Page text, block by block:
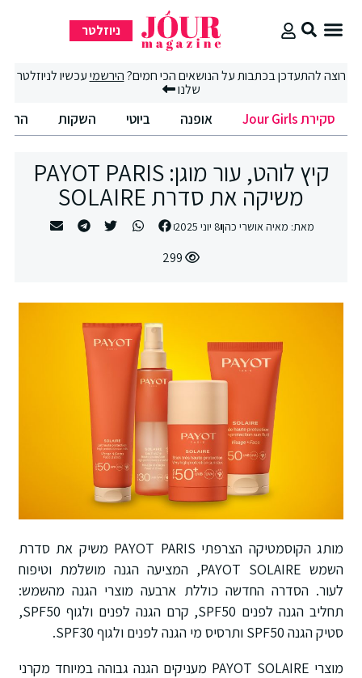
ניוזלטר
רוצה להתעדכן בכתבות על הנושאים הכי חמים?הירשמיעכשיו לניוזלטר
שלנו
סקירת Jour Girls אופנה ביוטי השקות
קיץ לוהט, עור מוגן: PAYOT PARIS
משיקה את סדרת SOLAIRE
מאת: מאיה אושרי כהן8 יוני 2025
מותג הקוסמטיקה הצרפתי PAYOT PARIS משיק את סדרת
השמש PAYOT SOLAIRE, המציעה הגנה מושלמת וטיפוח
לעור. הסדרה החדשה כוללת ארבעה מוצרי הגנה מהשמש:
תחליב הגנה לפנים SPF50, קרם הגנה לפנים ולגוף SPF50,
סטיק הגנה SPF50 ותרסיס מי הגנה לפנים ולגוף SPF30.
מוצרי PAYOT SOLAIRE מעניקים הגנה גבוהה במיוחד מקרני